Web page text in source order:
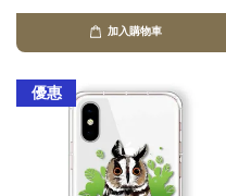
加入購物車
優惠